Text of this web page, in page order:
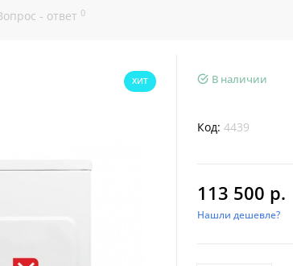
- ответ 0
ХИТ В наличии
Код: 4439
113 500 р.
Нашли дешевле?